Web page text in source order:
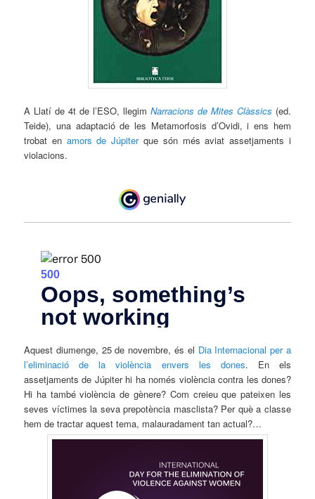
A Llatí de 4t de l’ESO, llegim Narracions de Mites Clàssics (ed.
Teide), una adaptació de les Metamorfosis d’Ovidi, i ens hem
trobat en amors de Júpiterque són més aviat assetjaments i
violacions.
Aquest diumenge, 25 de novembre, és el Dia Internacional per a
l’eliminació de la violència envers les dones. En els
assetjaments de Júpiter hi ha només violència contra les dones?
Hi ha també violència de gènere? Com creieu que pateixen les
seves víctimes la seva prepotència masclista? Per què a classe
hem de tractar aquest tema, malauradament tan actual?…